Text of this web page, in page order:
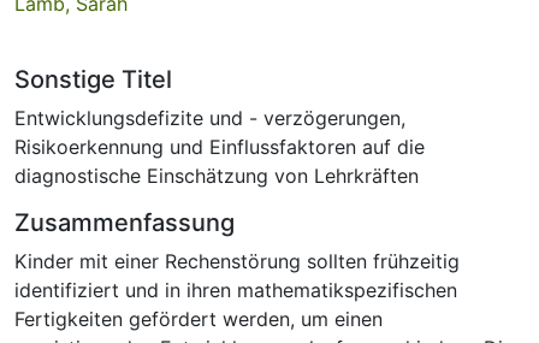
Sonstige Titel
Entwicklungsdefizite und - verzögerungen,
Risikoerkennung und Einflussfaktoren auf die
diagnostische Einschätzung von Lehrkräften
Zusammenfassung
Kinder mit einer Rechenstörung sollten frühzeitig
identifiziert und in ihren mathematikspezifischen
Fertigkeiten gefördert werden, um einen